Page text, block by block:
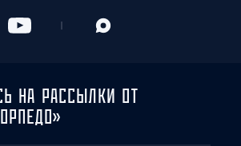
НА РАССЫЛКИ ОТ